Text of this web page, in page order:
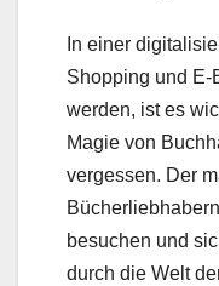
In einer
Shopping und E-
werden, ist es
Magie von
vergessen. Der
besuchen und
durch die Welt